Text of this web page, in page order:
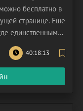
бесплатно в
странице. Еще
единственным
его участь
сегодня
вызов – стать
40:18:13